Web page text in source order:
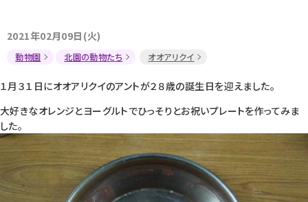
2021年02月09日(火)
動物園 北園の動物たち オオアリクイ
１月３１日にオオアリクイのアントが２８歳の誕生日を迎えました。
大好きなオレンジとヨーグルトでひっそりとお祝いプレートを作ってみま
した。